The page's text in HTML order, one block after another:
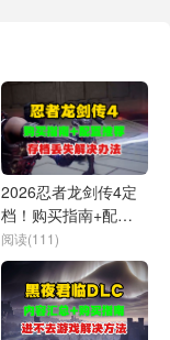
2026忍者龙剑传4定
档！购买指南+配置
推荐+存档问题解决
办法
阅读(111)